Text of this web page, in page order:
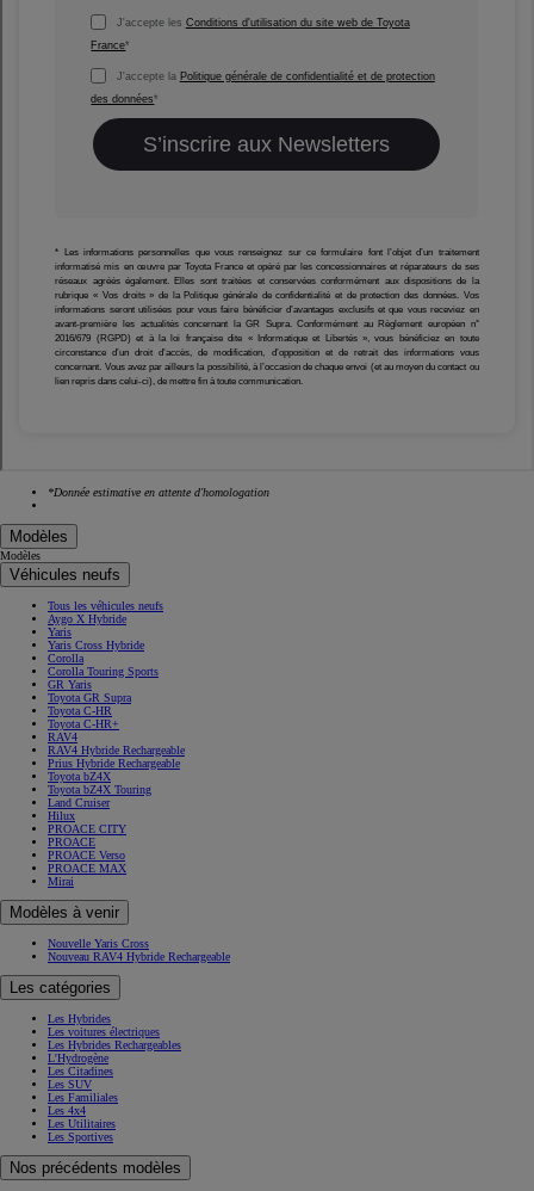
*Donnée estimative en attente d'homologation
Modèles
Modèles
Véhicules neufs
Tous les véhicules neufs
Aygo X Hybride
Yaris
Yaris Cross Hybride
Corolla
Corolla Touring Sports
GR Yaris
Toyota GR Supra
Toyota C-HR
Toyota C-HR+
RAV4
RAV4 Hybride Rechargeable
Prius Hybride Rechargeable
Toyota bZ4X
Toyota bZ4X Touring
Land Cruiser
Hilux
PROACE CITY
PROACE
PROACE Verso
PROACE MAX
Mirai
Modèles à venir
Nouvelle Yaris Cross
Nouveau RAV4 Hybride Rechargeable
Les catégories
Les Hybrides
Les voitures électriques
Les Hybrides Rechargeables
L'Hydrogène
Les Citadines
Les SUV
Les Familiales
Les 4x4
Les Utilitaires
Les Sportives
Nos précédents modèles